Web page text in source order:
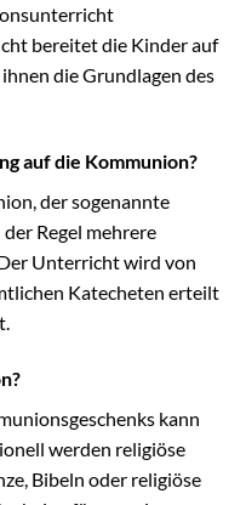
bereitet die Kinder auf
die Grundlagen des
auf die Kommunion?
der sogenannte
Regel mehrere
Unterricht wird von
Katecheten erteilt
kann
werden religiöse
Bibeln oder religiöse